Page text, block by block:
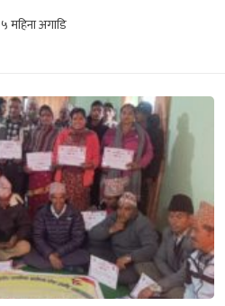
५ महिना अगाडि